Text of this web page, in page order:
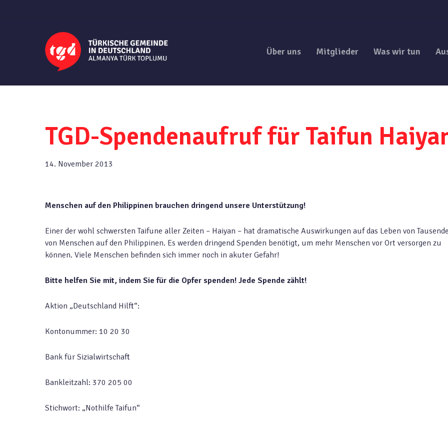
Über uns Mitglieder Was wir tun
TGD-Spendenaufruf für Taifun
14. November 2013
Menschen auf den Philippinen brauchen dringend unsere Unterstützung!
Einer der wohl schwersten Taifune aller Zeiten – Haiyan – hat dramatische Auswirkungen auf das Leben von
von Menschen auf den Philippinen. Es werden dringend Spenden benötigt, um mehr Menschen vor Ort versorgen zu
können. Viele Menschen befinden sich immer noch in akuter Gefahr!
Bitte helfen Sie mit, indem Sie für die Opfer spenden! Jede Spende zählt!
Aktion „Deutschland Hilft“:
Kontonummer: 10 20 30
Bank für Sizialwirtschaft
Bankleitzahl: 370 205 00
Stichwort: „Nothilfe Taifun“